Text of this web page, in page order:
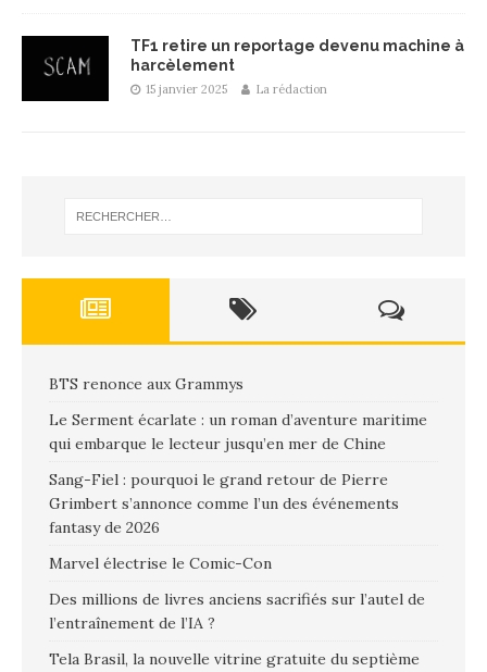
TF1 retire un reportage devenu machine à
harcèlement
15 janvier 2025 La rédaction
BTS renonce aux Grammys
Le Serment écarlate : un roman d’aventure maritime
qui embarque le lecteur jusqu’en mer de Chine
Sang-Fiel : pourquoi le grand retour de Pierre
Grimbert s’annonce comme l’un des événements
fantasy de 2026
Marvel électrise le Comic-Con
Des millions de livres anciens sacrifiés sur l’autel de
l’entraînement de l’IA ?
Tela Brasil, la nouvelle vitrine gratuite du septième